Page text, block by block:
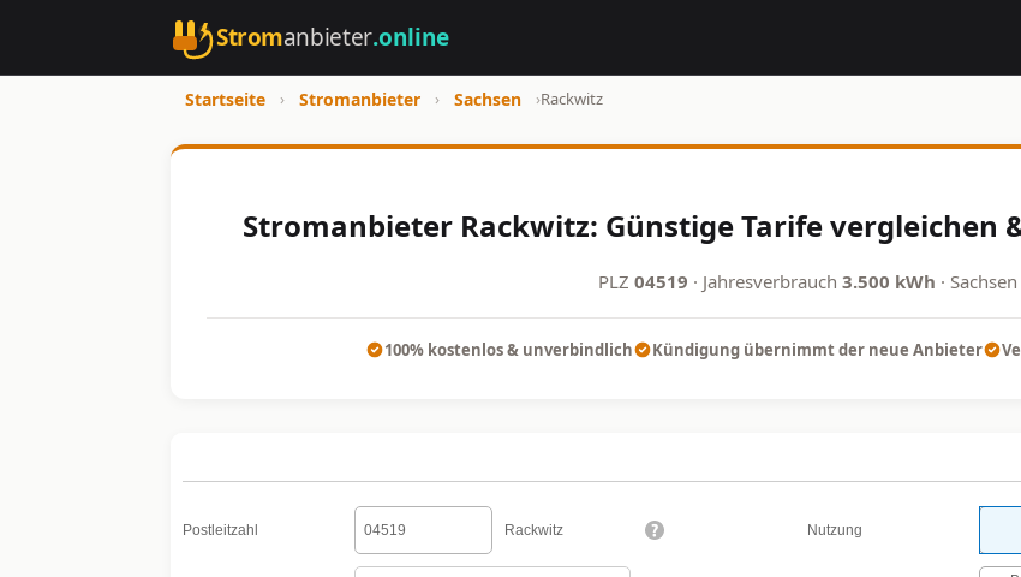
Stromanbieter.online
Startseite › Stromanbieter › Sachsen ›Rackwitz
Stromanbieter Rackwitz: Günstige Tarife vergleichen
PLZ 04519 · Jahresverbrauch 3.500 kWh · Sachsen
100% kostenlos & unverbindlich Kündigung übernimmt der neue Anbieter